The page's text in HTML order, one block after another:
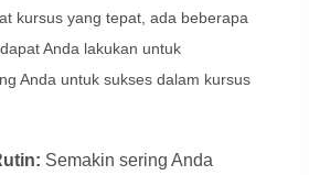
kursus yang tepat, ada beberapa
Anda lakukan untuk
Anda untuk sukses dalam kursus
Semakin sering Anda